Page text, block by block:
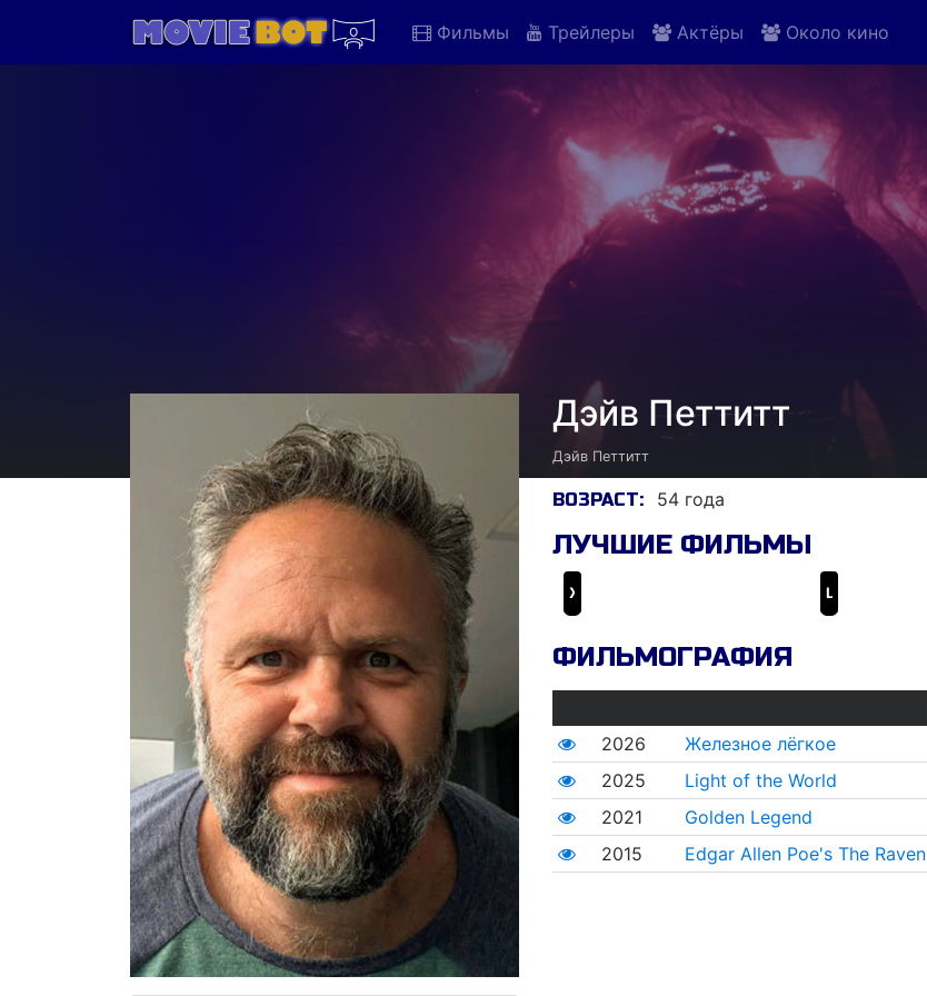
Фильмы Трейлеры Актёры Около кино
Дэйв Петтитт
Дэйв Петтитт
ВОЗРАСТ: 54 года
ЛУЧШИЕ ФИЛЬМЫ
ФИЛЬМОГРАФИЯ
2026
Железное лёгкое
2025
Light of the World
2021
Golden Legend
2015
Edgar Allen Poe's The Raven